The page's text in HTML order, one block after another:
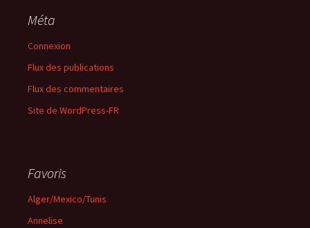
Méta
Connexion
Flux des publications
Flux des commentaires
Site de WordPress-FR
Favoris
Alger/Mexico/Tunis
Annelise